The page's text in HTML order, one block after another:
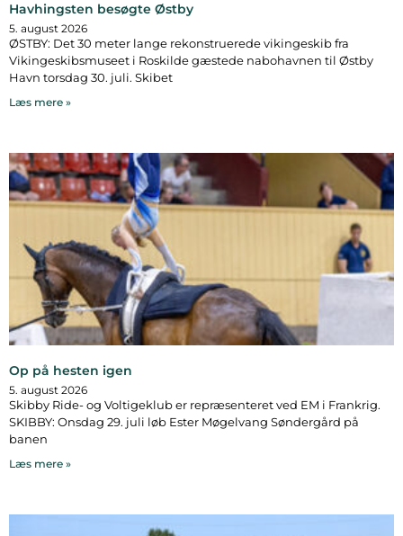
Havhingsten besøgte Østby
5. august 2026
ØSTBY: Det 30 meter lange rekonstruerede vikingeskib fra
Vikingeskibsmuseet i Roskilde gæstede nabohavnen til Østby
Havn torsdag 30. juli. Skibet
Læs mere »
Op på hesten igen
5. august 2026
Skibby Ride- og Voltigeklub er repræsenteret ved EM i Frankrig.
SKIBBY: Onsdag 29. juli løb Ester Møgelvang Søndergård på
banen
Læs mere »